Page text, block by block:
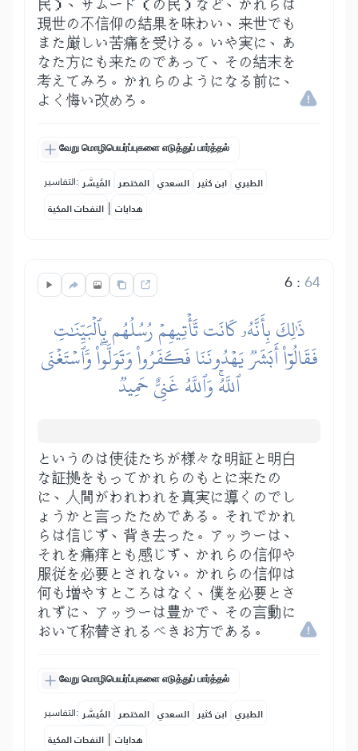
民）、サムード（の民）など、かれらは
現世の不信仰の結果を味わい、来世でも
また厳しい苦痛を受ける。いや実に、あ
なた方にも来たのであって、その結末を
考えてみろ。かれらのようになる前に、
よく悔い改めろ。
வேறு மொழிபெயர்ப்புகளை எடுத்துப் பார்த்தல்
التفاسير: المُيسَّر المختصر السعدي ابن كثير الطبري
النفحات المكية | هدايات
6:64
ذَٰلِكَ بِأَنَّهُۥ كَانَت تَّأۡتِيهِمۡ رُسُلُهُم بِٱلۡبَيِّنَٰتِ
فَقَالُوٓاْ أَبَشَرٞ يَهۡدُونَنَا فَكَفَرُواْ وَتَوَلَّواْۖ وَّٱسۡتَغۡنَى
ٱللَّهُۚ وَٱللَّهُ غَنِيٌّ حَمِيدٞ
というのは使徒たちが様々な明証と明白
な証拠をもってかれらのもとに来たの
に、人間がわれわれを真実に導くのでし
ょうかと言ったためである。それでかれ
らは信じず、背き去った。アッラーは、
それを痛痒とも感じず、かれらの信仰や
服従を必要とされない。かれらの信仰は
何も増やすところはなく、僕を必要とさ
れずに、アッラーは豊かで、その言動に
おいて称賛されるべきお方である。
வேறு மொழிபெயர்ப்புகளை எடுத்துப் பார்த்தல்
التفاسير: المُيسَّر المختصر السعدي ابن كثير الطبري
النفحات المكية | هدايات